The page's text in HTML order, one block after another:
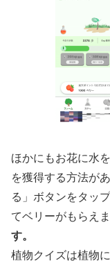
ほかにもお花に水
を獲得する方法が
る」ボタンをタッ
てベリーがもらえま
す。
植物クイズは植物